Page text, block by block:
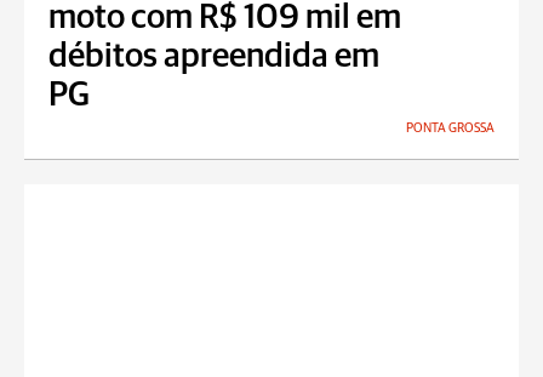
moto com R$ 109 mil em
débitos apreendida em
PG
PONTA GROSSA